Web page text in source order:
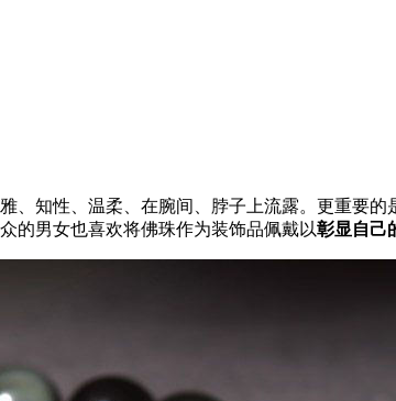
、知性、温柔、在腕间、脖子上流露。更重要
的男女也喜欢将佛珠作为装饰品佩戴以彰显自己